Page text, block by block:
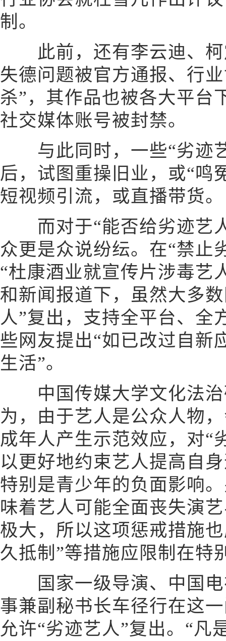
制。
此前，还有李云迪、柯
失德问题被官方通报、行
杀”，其作品也被各大平台
社交媒体账号被封禁。
与此同时，一些“劣迹
后，试图重操旧业，或“鸣
短视频引流，或直播带货。
而对于“能否给劣迹艺
众更是众说纷纭。在“禁止
“杜康酒业就宣传片涉毒艺
和新闻报道下，虽然大多
人”复出，支持全平台、全
些网友提出“如已改过自新
生活”。
中国传媒大学文化法治
为，由于艺人是公众人物
成年人产生示范效应，对“
以更好地约束艺人提高自
特别是青少年的负面影响
味着艺人可能全面丧失演
极大，所以这项惩戒措施
久抵制”等措施应限制在特
国家一级导演、中国电
事兼副秘书长车径行在这
允许“劣迹艺人”复出。“凡